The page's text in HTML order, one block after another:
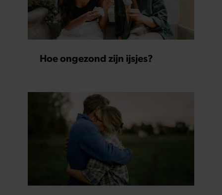
Hoe ongezond zijn ijsjes?